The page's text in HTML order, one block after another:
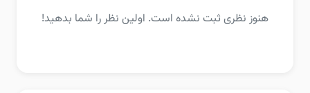
هنوز نظری ثبت نشده است. اولین نظر را شما بدهید!